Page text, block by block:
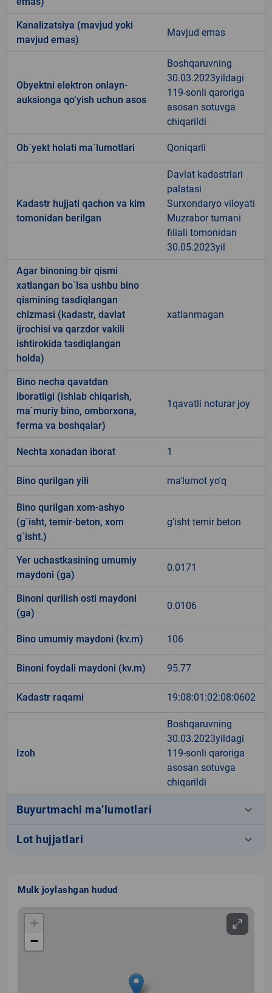
Kanalizatsiya (mavjud yoki
mavjud emas)
Mavjud emas
Obyektni elektron onlayn-
auksionga qo‘yish uchun asos
Boshqaruvning
30.03.2023yildagi
119-sonli qaroriga
asosan sotuvga
chiqarildi
Ob`yekt holati ma`lumotlari Qoniqarli
Kadastr hujjati qachon va kim
tomonidan berilgan
Davlat kadastrlari
palatasi
Surxondaryo viloyati
Muzrabor tumani
filiali tomonidan
30.05.2023yil
Agar binoning bir qismi
xatlangan bo`lsa ushbu bino
qismining tasdiqlangan
chizmasi (kadastr, davlat
ijrochisi va qarzdor vakili
ishtirokida tasdiqlangan
holda)
xatlanmagan
Bino necha qavatdan
iboratligi (ishlab chiqarish,
ma`muriy bino, omborxona,
ferma va boshqalar)
1qavatli noturar joy
Nechta xonadan iborat 1
Bino qurilgan yili ma'lumot yo'q
Bino qurilgan xom-ashyo
(g`isht, temir-beton, xom
g`isht.)
g'isht temir beton
Yer uchastkasining umumiy
maydoni (ga)
0.0171
Binoni qurilish osti maydoni
(ga)
0.0106
Bino umumiy maydoni (kv.m) 106
Binoni foydali maydoni (kv.m) 95.77
Kadastr raqami 19:08:01:02:08:0602
Izoh
Boshqaruvning
30.03.2023yildagi
119-sonli qaroriga
asosan sotuvga
chiqarildi
Buyurtmachi ma’lumotlari keyboard_arrow_down
Lot hujjatlari keyboard_arrow_down
Mulk joylashgan hudud
+
−